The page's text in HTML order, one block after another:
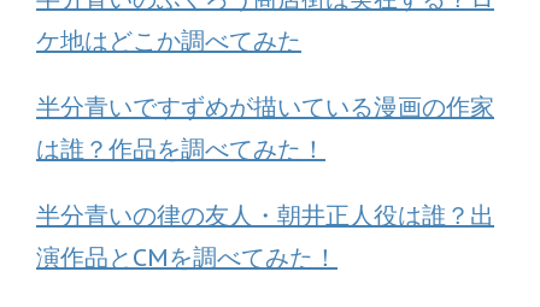
ケ地はどこか調べてみた
半分青いですずめが描いている漫画の作家
は誰？作品を調べてみた！
半分青いの律の友人・朝井正人役は誰？出
演作品とCMを調べてみた！